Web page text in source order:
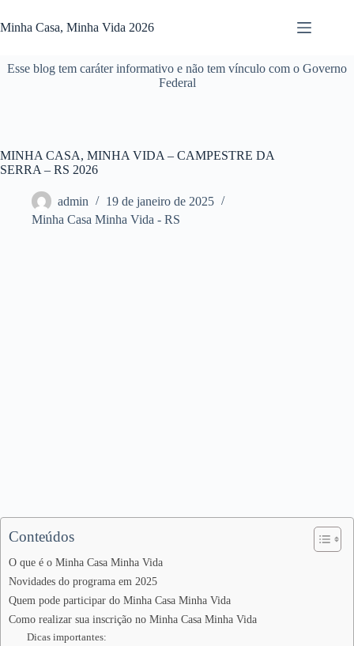
para
o
Minha Casa, Minha Vida 2026
Esse blog tem caráter informativo e não tem vínculo com o Governo
Federal
MINHA CASA, MINHA VIDA – CAMPESTRE DA
SERRA – RS 2026
admin
19 de janeiro de 2025
Minha Casa Minha Vida - RS
Conteúdos
O que é o Minha Casa Minha Vida
Novidades do programa em 2025
Quem pode participar do Minha Casa Minha Vida
Como realizar sua inscrição no Minha Casa Minha Vida
Dicas importantes: